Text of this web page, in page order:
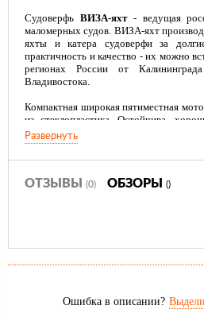
Судоверфь ВИЗА-яхт- ведущая
маломерных судов. ВИЗА-яхт
яхты и катера судоверфи за
практичность и качество - их можно
регионах России от
Владивостока.
Компактная широкая пятиместная
из стеклопластика. Остойчива,
волну. Выпускается с консолью и под
Типичная ширина 3,5-метровой
эксплуатации.
Она шире, благодаря чему обладает
длины редко могут перевезти более 4-
Брызгозащита и волнозащита-
Развернуть
ОТЗЫВЫ (0) ОБЗОРЫ ()
Ошибка в описании?